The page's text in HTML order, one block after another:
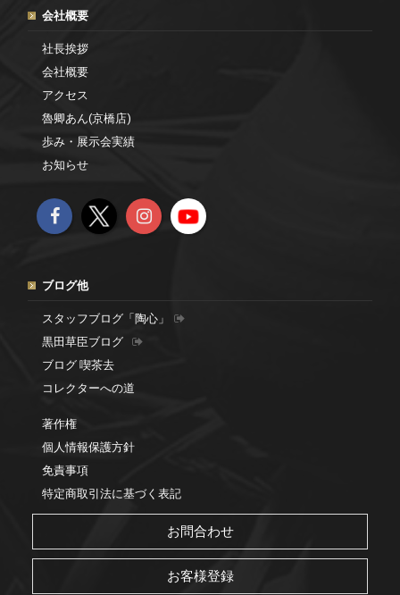
会社概要
社長挨拶
会社概要
アクセス
魯卿あん(京橋店)
歩み・展示会実績
お知らせ
ブログ他
スタッフブログ「陶心」
黒田草臣ブログ
ブログ 喫茶去
コレクターへの道
著作権
個人情報保護方針
免責事項
特定商取引法に基づく表記
お問合わせ
お客様登録